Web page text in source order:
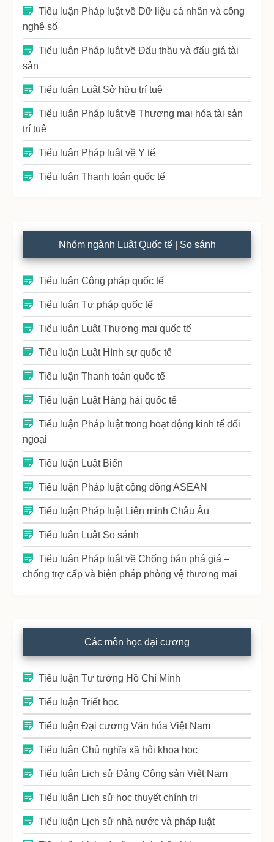
Tiểu luận Pháp luật về Dữ liệu cá nhân và công
nghệ số
Tiểu luận Pháp luật về Đấu thầu và đấu giá tài
sản
Tiểu luận Luật Sở hữu trí tuệ
Tiểu luận Pháp luật về Thương mại hóa tài sản
trí tuệ
Tiểu luận Pháp luật về Y tế
Tiểu luận Thanh toán quốc tế
Nhóm ngành Luật Quốc tế | So sánh
Tiểu luận Công pháp quốc tế
Tiểu luận Tư pháp quốc tế
Tiểu luận Luật Thương mại quốc tế
Tiểu luận Luật Hình sự quốc tế
Tiểu luận Thanh toán quốc tế
Tiểu luận Luật Hàng hải quốc tế
Tiểu luận Pháp luật trong hoạt động kinh tế đối
ngoại
Tiểu luận Luật Biển
Tiểu luận Pháp luật cộng đồng ASEAN
Tiểu luận Pháp luật Liên minh Châu Âu
Tiểu luận Luật So sánh
Tiểu luận Pháp luật về Chống bán phá giá –
chống trợ cấp và biện pháp phòng vệ thương mại
Các môn học đại cương
Tiểu luận Tư tưởng Hồ Chí Minh
Tiểu luận Triết học
Tiểu luận Đại cương Văn hóa Việt Nam
Tiểu luận Chủ nghĩa xã hội khoa học
Tiểu luận Lịch sử Đảng Cộng sản Việt Nam
Tiểu luận Lịch sử học thuyết chính trị
Tiểu luận Lịch sử nhà nước và pháp luật